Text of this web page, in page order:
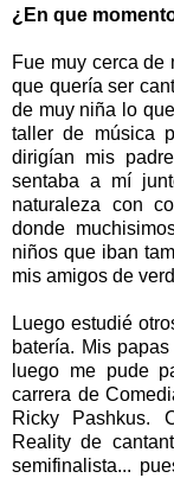
¿En que
Fue muy cerca de
que quería ser
de muy niña lo
taller de música
dirigían mis
sentaba a mí
naturaleza con
donde
niños que iban
mis amigos de
Luego estudié
batería. Mis
luego me pude
carrera de
Ricky Pashkus.
Reality de
semifinalista...